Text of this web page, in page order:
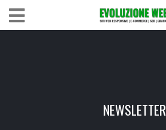
NEWSLETTER